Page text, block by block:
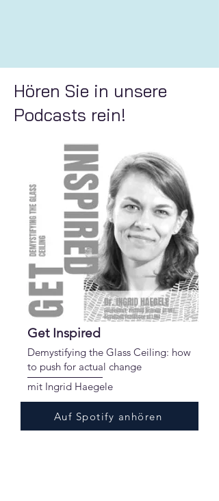
Hören Sie in unsere
Podcasts rein!
Get Inspired
Demystifying the Glass Ceiling: how
to push for actual change
mit Ingrid Haegele
Auf Spotify anhören